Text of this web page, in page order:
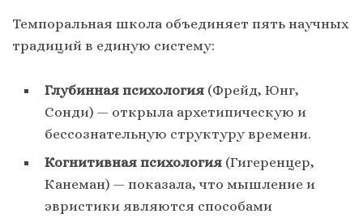
Темпоральная школа объединяет пять научных
традиций в единую систему:
Глубинная психология (Фрейд, Юнг,
Сонди) — открыла архетипическую и
бессознательную структуру времени.
Когнитивная психология (Гигеренцер,
Канеман) — показала, что мышление и
эвристики являются способами